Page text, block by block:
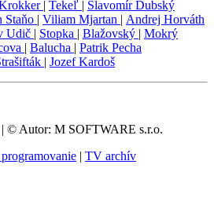
| Tekeľ | Slavomír Dubský
Staňo | Viliam Mjartan | Andrej Horváth
Udič | Stopka | Blažovský | Mokrý
| Balucha | Patrik Pecha
| Jozef Kardoš
| © Autor: M SOFTWARE s.r.o.
| TV archív